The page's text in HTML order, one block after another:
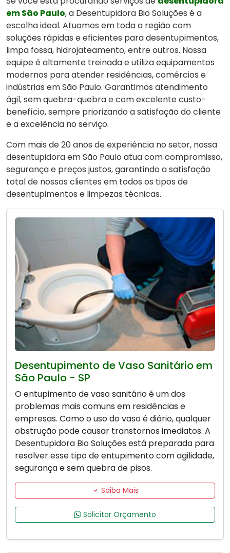
em São Paulo, a Desentupidora Bio Soluções é a
escolha ideal. Atuamos em toda a região com
soluções rápidas e eficientes para desentupimentos,
limpa fossa, hidrojateamento, entre outros. Nossa
equipe é altamente treinada e utiliza equipamentos
modernos para atender residências, comércios e
indústrias em São Paulo. Garantimos atendimento
ágil, sem quebra-quebra e com excelente custo-
benefício, sempre priorizando a satisfação do cliente
e a excelência no serviço.
Com mais de 20 anos de experiência no setor, nossa
desentupidora em São Paulo atua com compromisso,
segurança e preços justos, garantindo a satisfação
total de nossos clientes em todos os tipos de
desentupimentos e limpezas técnicas.
Desentupimento de Vaso Sanitário em
São Paulo - SP
O entupimento de vaso sanitário é um dos
problemas mais comuns em residências e
empresas. Como o uso do vaso é diário, qualquer
obstrução pode causar transtornos imediatos. A
Desentupidora Bio Soluções está preparada para
resolver esse tipo de entupimento com agilidade,
segurança e sem quebra de pisos.
Saiba Mais
Solicitar Orçamento